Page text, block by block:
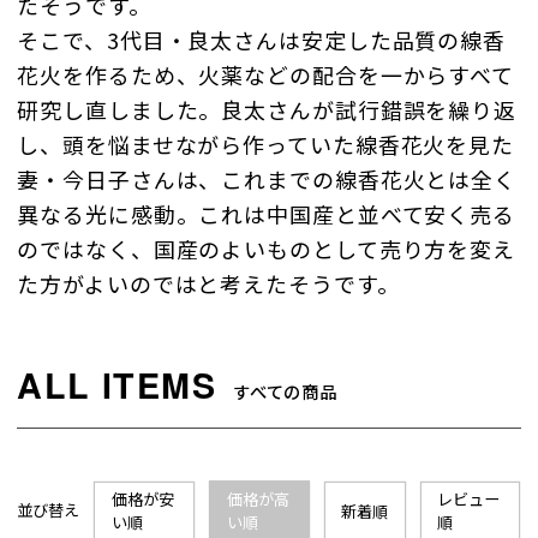
そこで、3代目・良太さんは安定した品質の線香
花火を作るため、火薬などの配合を一からすべて
研究し直しました。良太さんが試行錯誤を繰り返
し、頭を悩ませながら作っていた線香花火を見た
妻・今日子さんは、これまでの線香花火とは全く
異なる光に感動。これは中国産と並べて安く売る
のではなく、国産のよいものとして売り方を変え
た方がよいのではと考えたそうです。
すべての商品
並び替え
価格が安
い順
価格が高
い順
新着順
レビュー
順